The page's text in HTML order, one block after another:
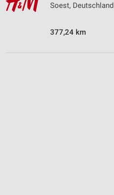
Soest, Deutschland
377,24 km